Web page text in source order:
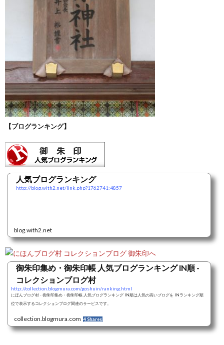
【ブログランキング】
人気ブログランキング
http://blog.with2.net/link.php?1762741:4857
blog.with2.net
御朱印集め・御朱印帳 人気ブログランキング IN順 -
コレクションブログ村
http://collection.blogmura.com/goshuin/ranking.html
にほんブログ村 - 御朱印集め・御朱印帳 人気ブログランキング IN順は人気の高いブログを INランキング順
位で表示するコレクションブログ関連のサービスです。
collection.blogmura.com 4 Shares